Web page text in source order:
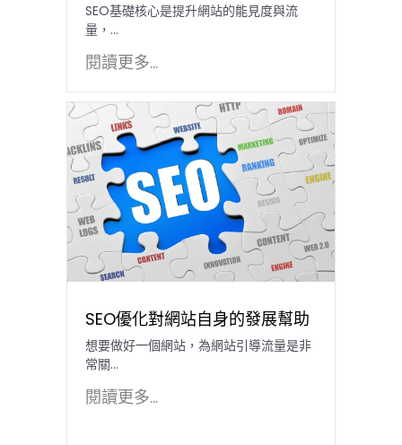
SEO基礎核心是提升網站的能見度與流
量，…
閱讀更多...
SEO優化對網站自身的發展幫助
想要做好一個網站，為網站引導流量是非
常關...
閱讀更多...